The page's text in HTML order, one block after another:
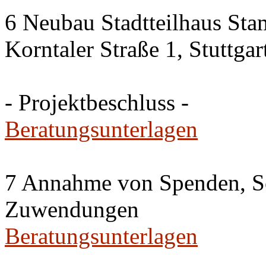
6 Neubau Stadtteilhaus
Korntaler Straße 1,
- Projektbeschluss -
Beratungsunterlagen
7 Annahme von Spenden,
Zuwendungen
Beratungsunterlagen